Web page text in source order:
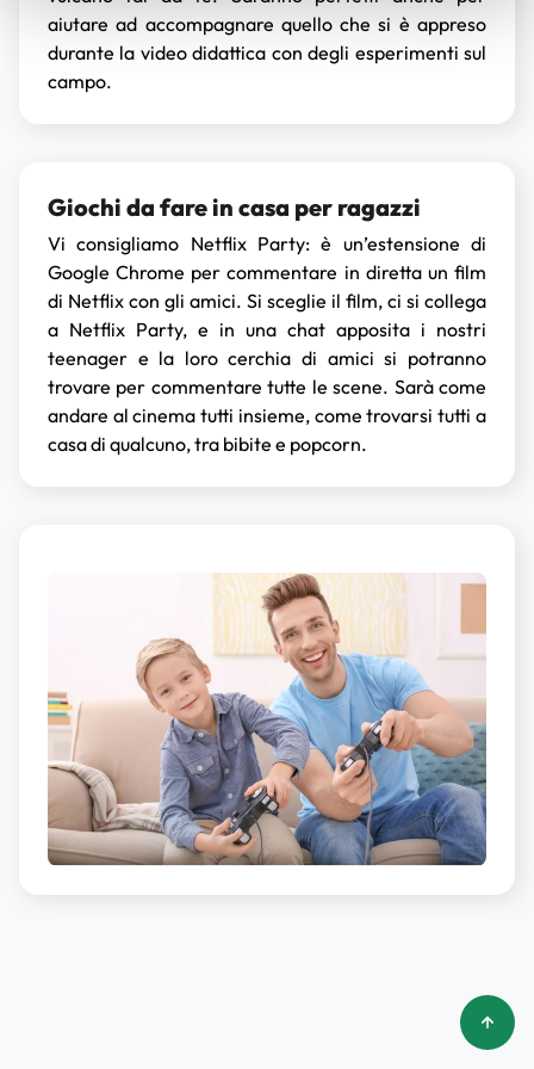
aiutare ad accompagnare quello che si è appreso
durante la video didattica con degli esperimenti sul
campo.
Giochi da fare in casa per ragazzi
Vi consigliamo Netflix Party: è un’estensione di
Google Chrome per commentare in diretta un film
di Netflix con gli amici. Si sceglie il film, ci si collega
a Netflix Party, e in una chat apposita i nostri
teenager e la loro cerchia di amici si potranno
trovare per commentare tutte le scene. Sarà come
andare al cinema tutti insieme, come trovarsi tutti a
casa di qualcuno, tra bibite e popcorn.